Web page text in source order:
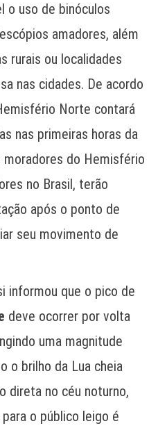
o uso de binóculos
amadores, além
rurais ou localidades
nas cidades. De acordo
Norte contará
nas primeiras horas da
moradores do Hemisfério
no Brasil, terão
após o ponto de
seu movimento de
informou que o pico de
deve ocorrer por volta
uma magnitude
o brilho da Lua cheia
direta no céu noturno,
o público leigo é